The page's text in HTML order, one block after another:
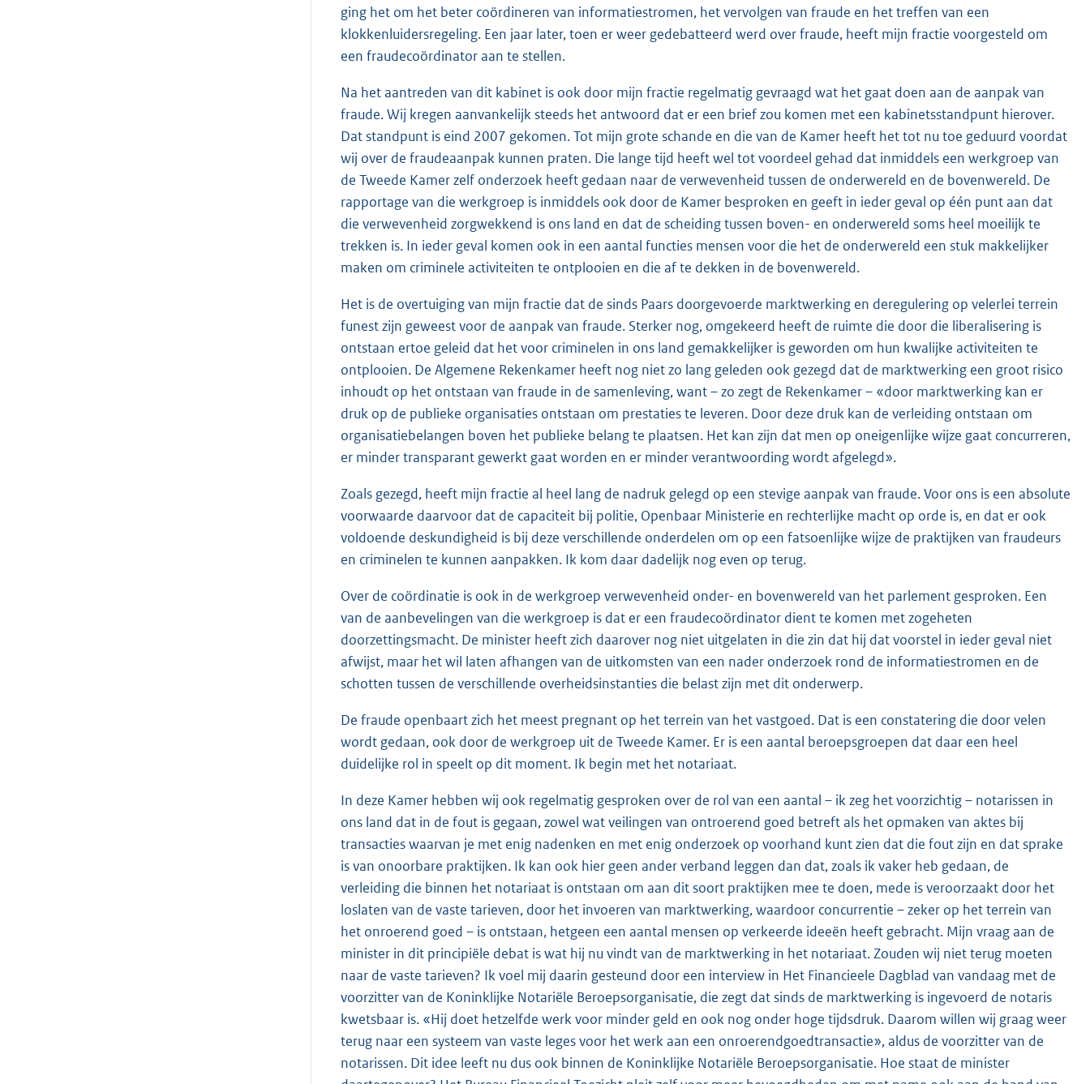
ging het om het beter coördineren van informatiestromen, het vervolgen van fraude en het treffen van een
klokkenluidersregeling. Een jaar later, toen er weer gedebatteerd werd over fraude, heeft mijn fractie voorgesteld om
een fraudecoördinator aan te stellen.
Na het aantreden van dit kabinet is ook door mijn fractie regelmatig gevraagd wat het gaat doen aan de aanpak van
fraude. Wij kregen aanvankelijk steeds het antwoord dat er een brief zou komen met een kabinetsstandpunt hierover.
Dat standpunt is eind 2007 gekomen. Tot mijn grote schande en die van de Kamer heeft het tot nu toe geduurd voordat
wij over de fraudeaanpak kunnen praten. Die lange tijd heeft wel tot voordeel gehad dat inmiddels een werkgroep van
de Tweede Kamer zelf onderzoek heeft gedaan naar de verwevenheid tussen de onderwereld en de bovenwereld. De
rapportage van die werkgroep is inmiddels ook door de Kamer besproken en geeft in ieder geval op één punt aan dat
die verwevenheid zorgwekkend is ons land en dat de scheiding tussen boven- en onderwereld soms heel moeilijk te
trekken is. In ieder geval komen ook in een aantal functies mensen voor die het de onderwereld een stuk makkelijker
maken om criminele activiteiten te ontplooien en die af te dekken in de bovenwereld.
Het is de overtuiging van mijn fractie dat de sinds Paars doorgevoerde marktwerking en deregulering op velerlei terrein
funest zijn geweest voor de aanpak van fraude. Sterker nog, omgekeerd heeft de ruimte die door die liberalisering is
ontstaan ertoe geleid dat het voor criminelen in ons land gemakkelijker is geworden om hun kwalijke activiteiten te
ontplooien. De Algemene Rekenkamer heeft nog niet zo lang geleden ook gezegd dat de marktwerking een groot risico
inhoudt op het ontstaan van fraude in de samenleving, want – zo zegt de Rekenkamer – «door marktwerking kan er
druk op de publieke organisaties ontstaan om prestaties te leveren. Door deze druk kan de verleiding ontstaan om
organisatiebelangen boven het publieke belang te plaatsen. Het kan zijn dat men op oneigenlijke wijze gaat concurreren,
er minder transparant gewerkt gaat worden en er minder verantwoording wordt afgelegd».
Zoals gezegd, heeft mijn fractie al heel lang de nadruk gelegd op een stevige aanpak van fraude. Voor ons is een absolute
voorwaarde daarvoor dat de capaciteit bij politie, Openbaar Ministerie en rechterlijke macht op orde is, en dat er ook
voldoende deskundigheid is bij deze verschillende onderdelen om op een fatsoenlijke wijze de praktijken van fraudeurs
en criminelen te kunnen aanpakken. Ik kom daar dadelijk nog even op terug.
Over de coördinatie is ook in de werkgroep verwevenheid onder- en bovenwereld van het parlement gesproken. Een
van de aanbevelingen van die werkgroep is dat er een fraudecoördinator dient te komen met zogeheten
doorzettingsmacht. De minister heeft zich daarover nog niet uitgelaten in die zin dat hij dat voorstel in ieder geval niet
afwijst, maar het wil laten afhangen van de uitkomsten van een nader onderzoek rond de informatiestromen en de
schotten tussen de verschillende overheidsinstanties die belast zijn met dit onderwerp.
De fraude openbaart zich het meest pregnant op het terrein van het vastgoed. Dat is een constatering die door velen
wordt gedaan, ook door de werkgroep uit de Tweede Kamer. Er is een aantal beroepsgroepen dat daar een heel
duidelijke rol in speelt op dit moment. Ik begin met het notariaat.
In deze Kamer hebben wij ook regelmatig gesproken over de rol van een aantal – ik zeg het voorzichtig – notarissen in
ons land dat in de fout is gegaan, zowel wat veilingen van ontroerend goed betreft als het opmaken van aktes bij
transacties waarvan je met enig nadenken en met enig onderzoek op voorhand kunt zien dat die fout zijn en dat sprake
is van onoorbare praktijken. Ik kan ook hier geen ander verband leggen dan dat, zoals ik vaker heb gedaan, de
verleiding die binnen het notariaat is ontstaan om aan dit soort praktijken mee te doen, mede is veroorzaakt door het
loslaten van de vaste tarieven, door het invoeren van marktwerking, waardoor concurrentie – zeker op het terrein van
het onroerend goed – is ontstaan, hetgeen een aantal mensen op verkeerde ideeën heeft gebracht. Mijn vraag aan de
minister in dit principiële debat is wat hij nu vindt van de marktwerking in het notariaat. Zouden wij niet terug moeten
naar de vaste tarieven? Ik voel mij daarin gesteund door een interview in Het Financieele Dagblad van vandaag met de
voorzitter van de Koninklijke Notariële Beroepsorganisatie, die zegt dat sinds de marktwerking is ingevoerd de notaris
kwetsbaar is. «Hij doet hetzelfde werk voor minder geld en ook nog onder hoge tijdsdruk. Daarom willen wij graag weer
terug naar een systeem van vaste leges voor het werk aan een onroerendgoedtransactie», aldus de voorzitter van de
notarissen. Dit idee leeft nu dus ook binnen de Koninklijke Notariële Beroepsorganisatie. Hoe staat de minister